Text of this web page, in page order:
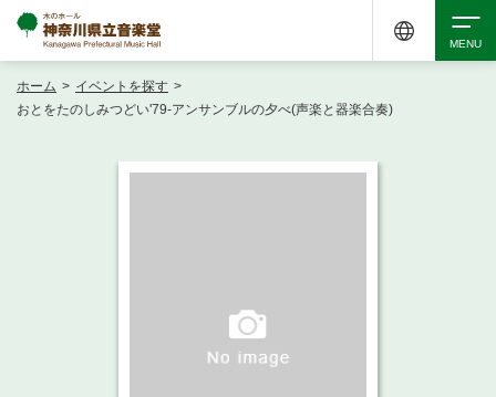
ホーム > イベントを探す >
おとをたのしみつどい'79-アンサンブルの夕べ(声楽と器楽合奏)